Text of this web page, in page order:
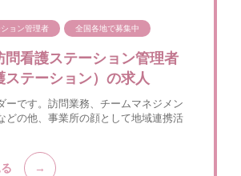
ョン管理者 全国各地で募集中
問看護ステーション管理者
ステーション）の求人
ーです。訪問業務、チームマネジメン
どの他、事業所の顔として地域連携活